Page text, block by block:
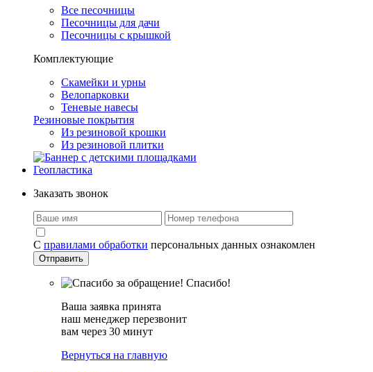
Все песочницы
Песочницы для дачи
Песочницы с крышкой
Комплектующие
Скамейки и урны
Велопарковки
Теневые навесы
Резиновые покрытия
Из резиновой крошки
Из резиновой плитки
Геопластика
Заказать звонок
С правилами обработки персональных данных ознакомлен
Спасибо!
Ваша заявка принята
наш менеджер перезвонит
вам через 30 минут
Вернуться на главную